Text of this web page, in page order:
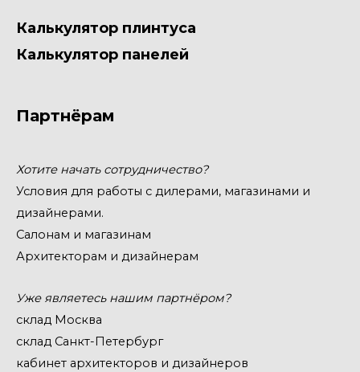
Калькулятор плинтуса
Калькулятор панелей
Партнёрам
Хотите начать сотрудничество?
Условия для работы с дилерами, магазинами и
дизайнерами.
Салонам и магазинам
Архитекторам и дизайнерам
Уже являетесь нашим партнёром?
склад Москва
склад Санкт-Петербург
кабинет архитекторов и дизайнеров